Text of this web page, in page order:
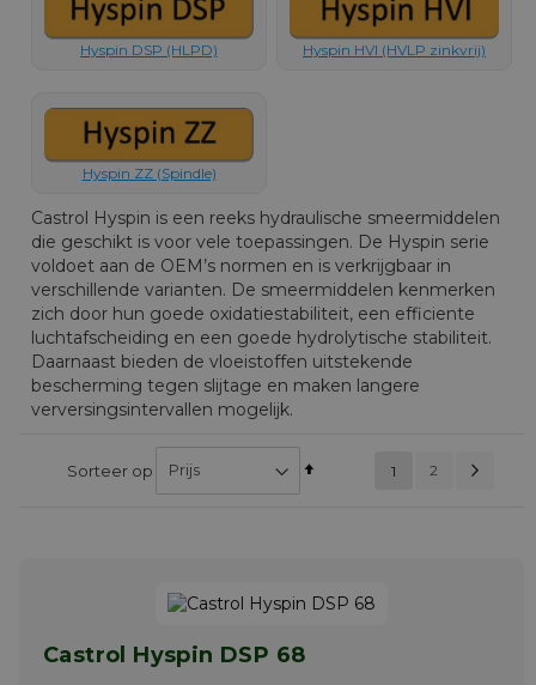
Hyspin DSP (HLPD) Hyspin HVI (HVLP zinkvrij)
Hyspin ZZ (Spindle)
Castrol Hyspin is een reeks hydraulische smeermiddelen
die geschikt is voor vele toepassingen. De Hyspin serie
voldoet aan de OEM’s normen en is verkrijgbaar in
verschillende varianten. De smeermiddelen kenmerken
zich door hun goede oxidatiestabiliteit, een efficiente
luchtafscheiding en een goede hydrolytische stabiliteit.
Daarnaast bieden de vloeistoffen uitstekende
bescherming tegen slijtage en maken langere
verversingsintervallen mogelijk.
Sorteer op
Van
U lees momenteel
1 2
Castrol Hyspin DSP 68